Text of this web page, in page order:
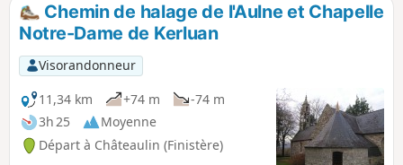
Chemin de halage de l'Aulne et Chapelle
Notre-Dame de Kerluan
Visorandonneur
11,34 km
+74 m
-74 m
3h 25
Moyenne
Départ à Châteaulin (Finistère)